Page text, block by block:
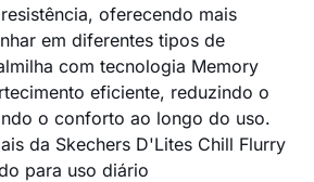
oferecendo mais
em diferentes tipos de
com tecnologia Memory
eficiente, reduzindo o
o conforto ao longo do uso.
da Skechers D'Lites Chill Flurry
para uso diário